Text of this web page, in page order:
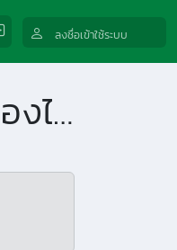
ลงชื่อเข้าใช้ระบบ
ฤทธิ์ของเจนิสเตอิน ลูทีโอลิน และอีจีซีจี ต่อการยับยั้งการแบ่งตัวของไวรัสและกระตุ้นกิจกรรมของเม็ดเลือดขาวของสุกร